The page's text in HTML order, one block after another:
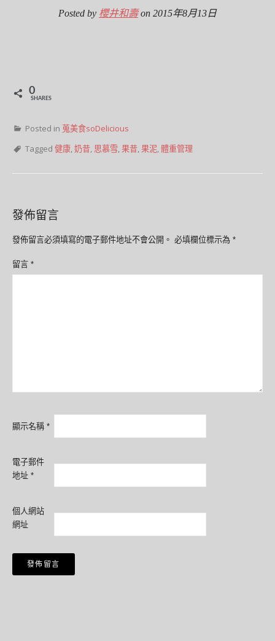
Posted by 櫻井和壽on 2015年8月13日
0
SHARES
Posted in 蒐美食soDelicious
Tagged 健康,奶昔, 思慕雪, 果昔, 果泥,體重管理
發佈留言
發佈留言必須填寫的電子郵件地址不會公開。 必填欄位標示為 *
留言 *
顯示名稱 *
電子郵件
地址 *
個人網站
網址